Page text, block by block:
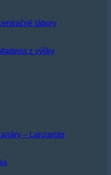
tábory
z výšky
– Lanzarote